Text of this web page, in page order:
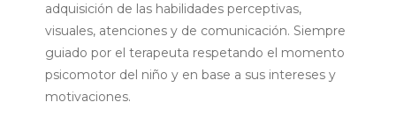
adquisición de las habilidades perceptivas,
visuales, atenciones y de comunicación. Siempre
guiado por el terapeuta respetando el momento
psicomotor del niño y en base a sus intereses y
motivaciones.